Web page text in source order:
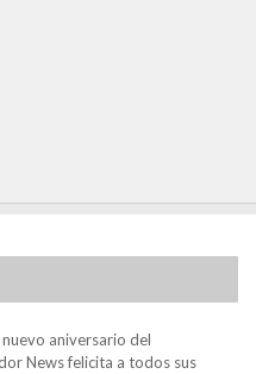
aniversario del
News felicita a todos sus